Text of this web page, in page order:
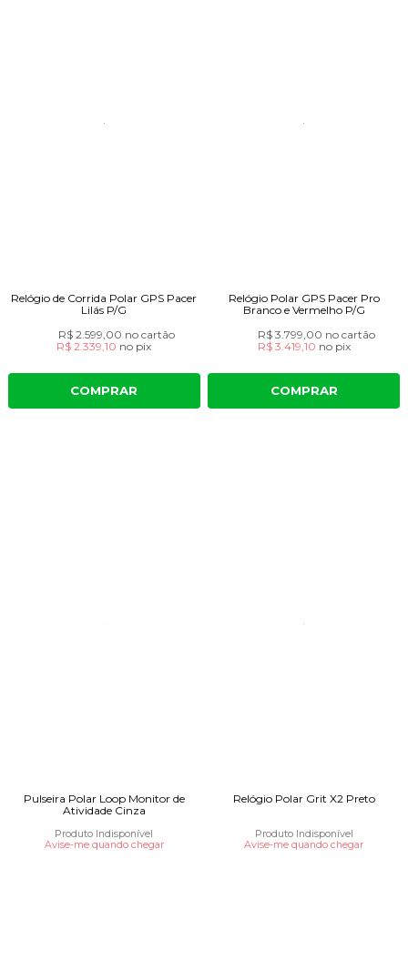
Relógio de Corrida Polar GPS Pacer
Lilás P/G
R$ 2.599,00 no cartão
R$ 2.339,10 no pix
COMPRAR
Relógio Polar GPS Pacer Pro
Branco e Vermelho P/G
R$ 3.799,00 no cartão
R$ 3.419,10 no pix
COMPRAR
Pulseira Polar Loop Monitor de
Atividade Cinza
Produto Indisponível
Avise-me quando chegar
Relógio Polar Grit X2 Preto
Produto Indisponível
Avise-me quando chegar